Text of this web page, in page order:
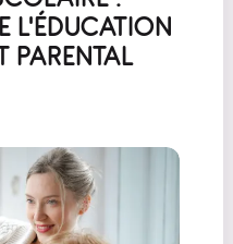
L'ÉDUCATION
PARENTAL